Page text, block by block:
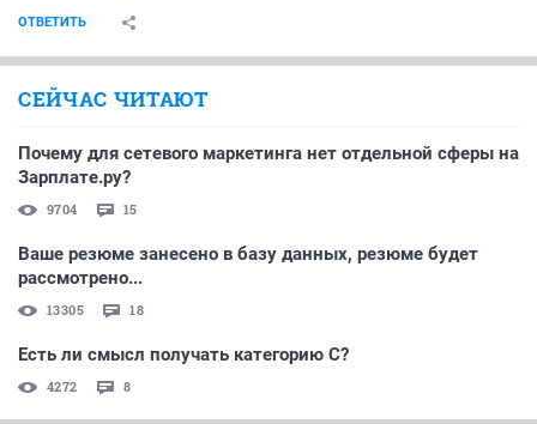
ОТВЕТИТЬ
СЕЙЧАС ЧИТАЮТ
Почему для сетевого маркетинга нет отдельной сферы на
Зарплате.ру?
9704 15
Ваше резюме занесено в базу данных, резюме будет
рассмотрено...
13305 18
Есть ли смысл получать категорию С?
4272 8